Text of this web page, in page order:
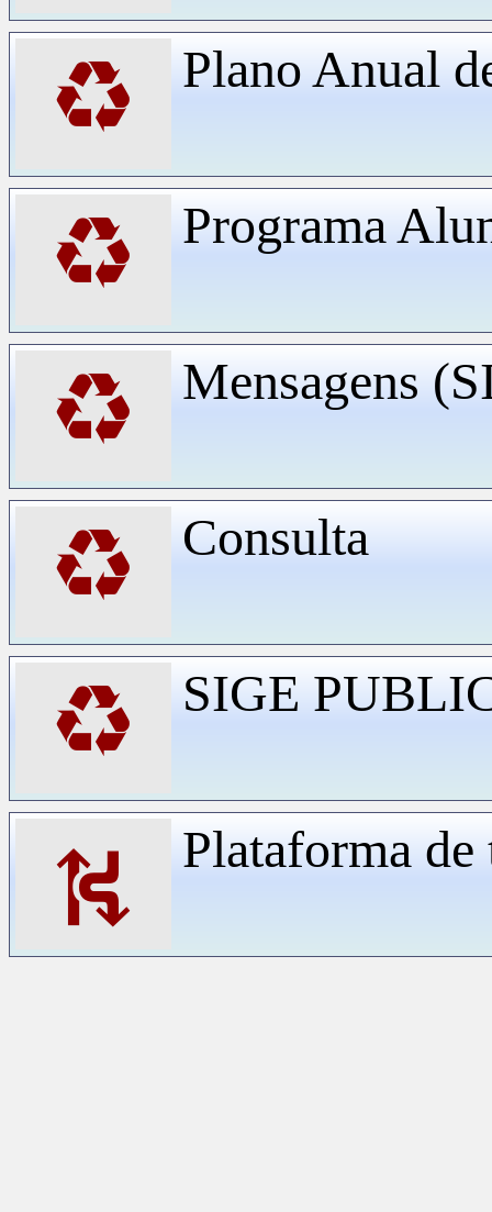
♻ Plano Anual
♻ Programa
♻ Mensagens
♻ Consulta
♻ SIGE
⛕ Plataforma de